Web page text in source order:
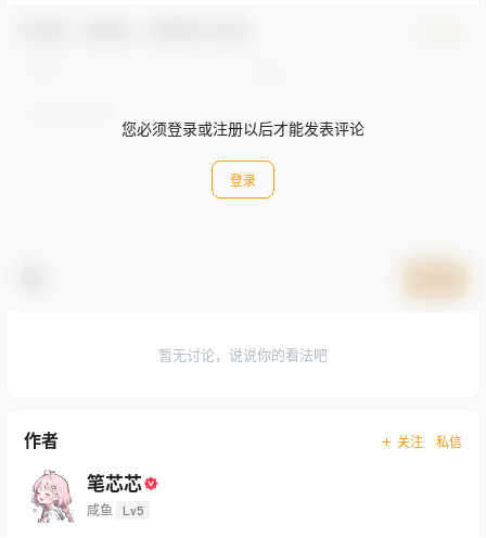
您必须登录或注册以后才能发表评论
登录
暂无讨论，说说你的看法吧
作者 关注 私信
笔芯芯
咸鱼 Lv5